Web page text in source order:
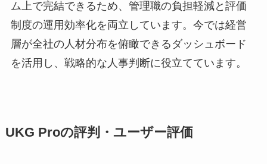
ム上で完結できるため、管理職の負担軽減と評価
制度の運用効率化を両立しています。今では経営
層が全社の人材分布を俯瞰できるダッシュボード
を活用し、戦略的な人事判断に役立てています。
UKG Proの評判・ユーザー評価